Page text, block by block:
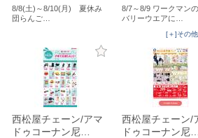
8/8(土)～8/10(月) 夏休み
団らんご…
8/7～8/9 ワークマン
バリーウエアに…
[＋]その
西松屋チェーン/アマ
ドゥコーナン尼…
西松屋チェーン/
ドゥコーナン尼